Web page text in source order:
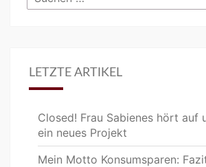
nach:
LETZTE ARTIKEL
Closed! Frau Sabienes hört auf
ein neues Projekt
Mein Motto Konsumsparen: